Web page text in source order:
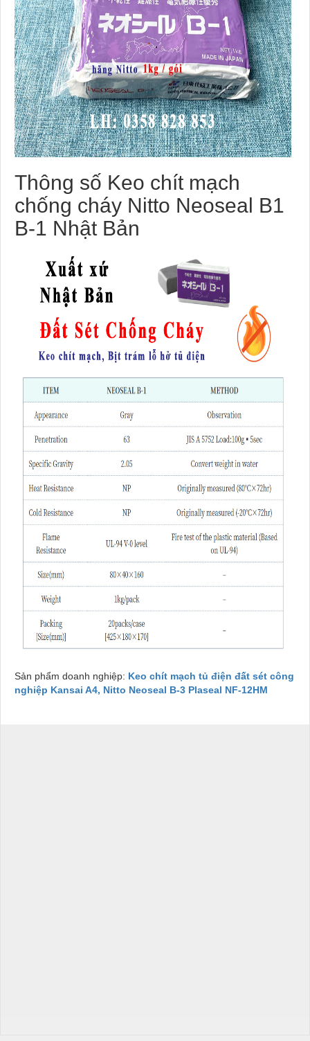
Thông số Keo chít mạch
chống cháy Nitto Neoseal B1
B-1 Nhật Bản
Sản phẩm doanh nghiệp: Keo chít mạch tủ điện đất sét công
nghiệp Kansai A4, Nitto Neoseal B-3 Plaseal NF-12HM